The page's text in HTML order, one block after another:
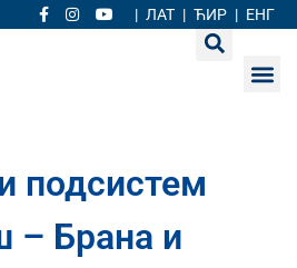
| ЛАТ | ЋИР | ЕНГ
подсистем
– Брана и